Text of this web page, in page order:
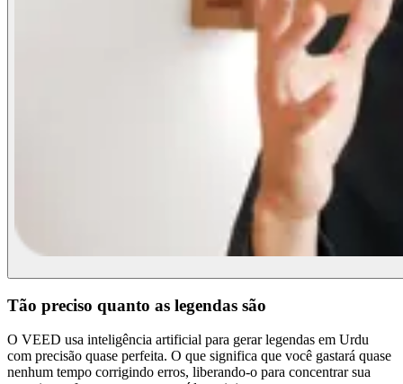
Tão preciso quanto as legendas são
O VEED usa inteligência artificial para gerar legendas em Urdu
com precisão quase perfeita. O que significa que você gastará quase
nenhum tempo corrigindo erros, liberando-o para concentrar sua